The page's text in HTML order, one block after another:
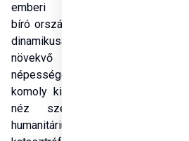
emberi értékekkel
bíró ország fiatal és
dinamikusan
növekvő
népességgel
komoly kihívásokkal
néz szembe. A
humanitárius